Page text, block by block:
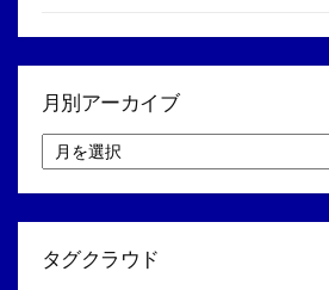
月別アーカイブ
別
ア
イ
タグクラウド